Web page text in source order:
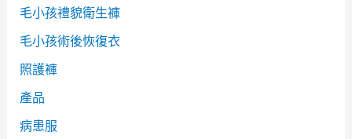
毛小孩禮貌衛生褲
毛小孩術後恢復衣
照護褲
產品
病患服